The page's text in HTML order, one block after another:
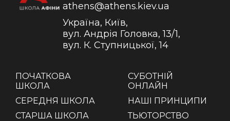
ПОЧАТКОВА
ШКОЛА
СЕРЕДНЯ ШКОЛА
СТАРША ШКОЛА
СУБОТНІЙ
ОНЛАЙН
НАШІ ПРИНЦИПИ
ТЬЮТОРСТВО
athens@athens.kiev.ua
Україна, Київ,
вул. Андрія Головка, 13/1,
вул. К. Ступницької, 14